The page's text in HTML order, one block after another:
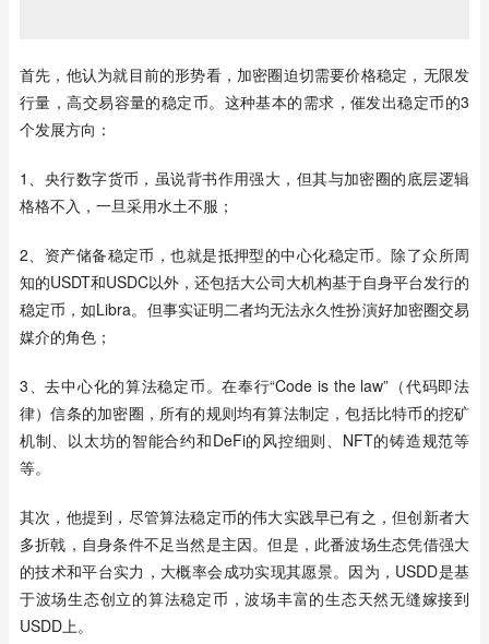
首先，他认为就目前的形势看，加密圈迫切需要价格稳定，无限发
行量，高交易容量的稳定币。这种基本的需求，催发出稳定币的3
个发展方向：
1、央行数字货币，虽说背书作用强大，但其与加密圈的底层逻辑
格格不入，一旦采用水土不服；
2、资产储备稳定币，也就是抵押型的中心化稳定币。除了众所周
知的USDT和USDC以外，还包括大公司大机构基于自身平台发行的
稳定币，如Libra。但事实证明二者均无法永久性扮演好加密圈交易
媒介的角色；
3、去中心化的算法稳定币。在奉行“Code is the law”（代码即法
律）信条的加密圈，所有的规则均有算法制定，包括比特币的挖矿
机制、以太坊的智能合约和DeFi的风控细则、NFT的铸造规范等
等。
其次，他提到，尽管算法稳定币的伟大实践早已有之，但创新者大
多折戟，自身条件不足当然是主因。但是，此番波场生态凭借强大
的技术和平台实力，大概率会成功实现其愿景。因为，USDD是基
于波场生态创立的算法稳定币，波场丰富的生态天然无缝嫁接到
USDD上。